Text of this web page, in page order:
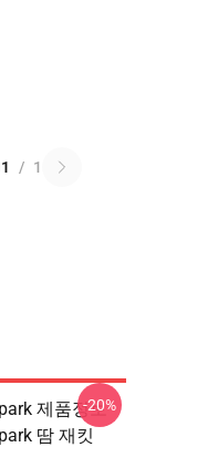
1 / 1
제품정보
땀 재킷
-20%